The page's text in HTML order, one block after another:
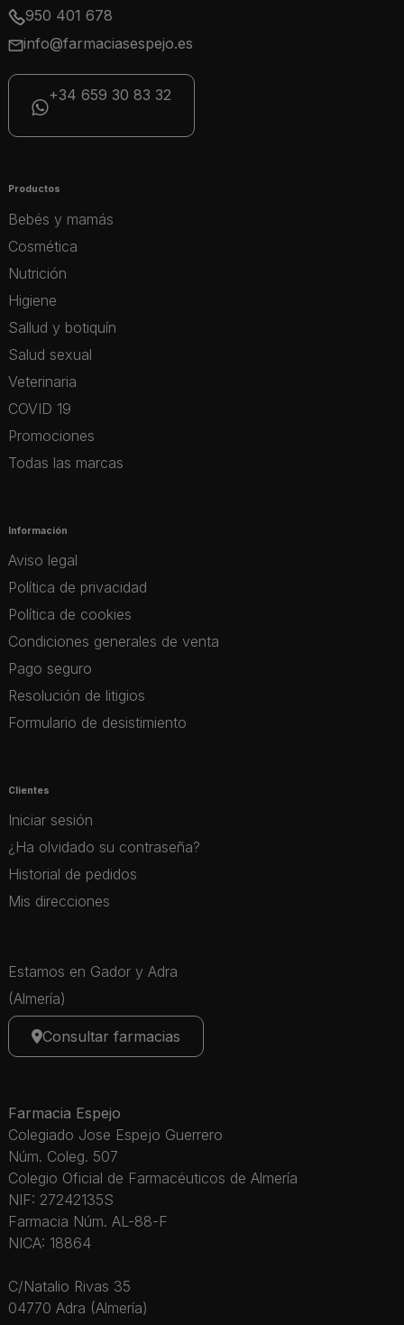
950 401 678
info@farmaciasespejo.es
+34 659 30 83 32
Productos
Bebés y mamás
Cosmética
Nutrición
Higiene
Sallud y botiquín
Salud sexual
Veterinaria
COVID 19
Promociones
Todas las marcas
Información
Aviso legal
Política de privacidad
Política de cookies
Condiciones generales de venta
Pago seguro
Resolución de litigios
Formulario de desistimiento
Clientes
Iniciar sesión
¿Ha olvidado su contraseña?
Historial de pedidos
Mis direcciones
Estamos en Gador y Adra
(Almería)
Consultar farmacias
Farmacia Espejo
Colegiado Jose Espejo Guerrero
Núm. Coleg. 507
Colegio Oficial de Farmacéuticos de Almería
NIF: 27242135S
Farmacia Núm. AL-88-F
NICA: 18864
C/Natalio Rivas 35
04770 Adra (Almería)